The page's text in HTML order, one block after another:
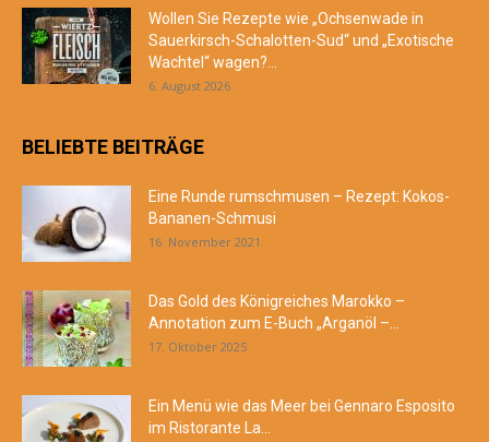
Wollen Sie Rezepte wie „Ochsenwade in
Sauerkirsch-Schalotten-Sud“ und „Exotische
Wachtel“ wagen?...
6. August 2026
BELIEBTE BEITRÄGE
Eine Runde rumschmusen – Rezept: Kokos-
Bananen-Schmusi
16. November 2021
Das Gold des Königreiches Marokko –
Annotation zum E-Buch „Arganöl –...
17. Oktober 2025
Ein Menü wie das Meer bei Gennaro Esposito
im Ristorante La...